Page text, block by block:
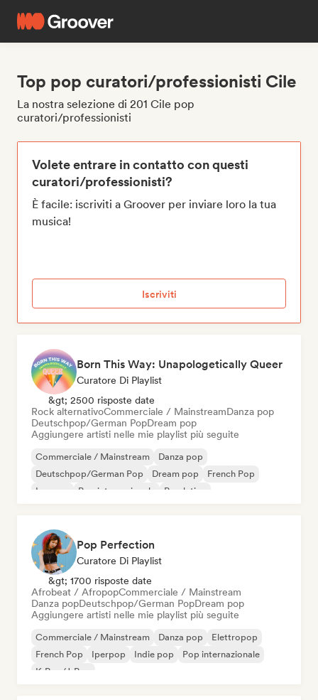
Top pop curatori/professionisti Cile
La nostra selezione di 201 Cile pop
curatori/professionisti
Volete entrare in contatto con questi
curatori/professionisti?
È facile: iscriviti a Groover per inviare loro la tua
musica!
Iscriviti
Born This Way: Unapologetically Queer
Curatore Di Playlist
&gt; 2500 risposte date
Rock alternativoCommerciale / MainstreamDanza pop
Deutschpop/German PopDream pop
Aggiungere artisti nelle mie playlist più seguite
Commerciale / Mainstream
Danza pop
Deutschpop/German Pop
Dream pop
French Pop
Iperpop
Pop internazionale Pop latino
Pop Perfection
Curatore Di Playlist
&gt; 1700 risposte date
Afrobeat / AfropopCommerciale / Mainstream
Danza popDeutschpop/German PopDream pop
Aggiungere artisti nelle mie playlist più seguite
Commerciale / Mainstream Danza pop
Elettropop
French Pop
Iperpop Indie pop
Pop internazionale
K-Pop/J-Pop